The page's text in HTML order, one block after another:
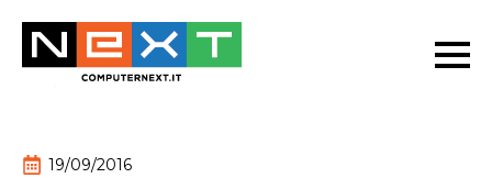
19/09/2016